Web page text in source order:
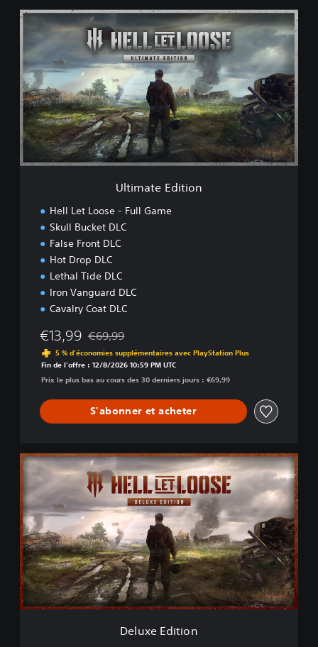
U
i
m
a
t
e
d
i
t
Ultimate Edition
Hell Let Loose - Full Game
Skull Bucket DLC
False Front DLC
Hot Drop DLC
Lethal Tide DLC
Iron Vanguard DLC
Cavalry Coat DLC
€13,99 Remise par rapport au prix d'origine de €69,99
€69,99
5 % d'économies supplémentaires avec PlayStation Plus
Fin de l'offre : 12/8/2026 10:59 PM UTC
Prix le plus bas au cours des 30 derniers jours : €69,99
S'abonner et acheter
D
e
u
x
e
E
d
i
t
i
o
Deluxe Edition